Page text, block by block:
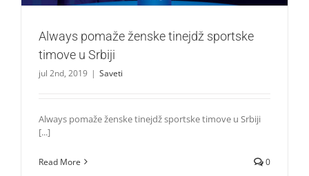
Always pomaže ženske tinejdž sportske
timove u Srbiji
jul 2nd, 2019 | Saveti
Always pomaže ženske tinejdž sportske timove u Srbiji
[...]
Read More 0